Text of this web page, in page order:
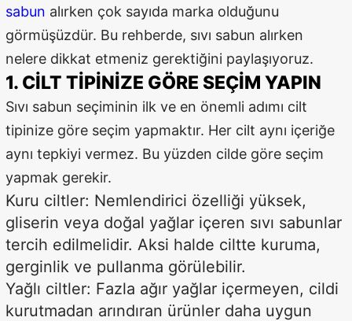
sabun alırken çok sayıda marka olduğunu
görmüşüzdür. Bu rehberde, sıvı sabun alırken
nelere dikkat etmeniz gerektiğini paylaşıyoruz.
1. CILT TIPINIZE GÖRE SEÇIM YAPIN
Sıvı sabun seçiminin ilk ve en önemli adımı cilt
tipinize göre seçim yapmaktır. Her cilt aynı içeriğe
aynı tepkiyi vermez. Bu yüzden cilde göre seçim
yapmak gerekir.
Kuru ciltler: Nemlendirici özelliği yüksek,
gliserin veya doğal yağlar içeren sıvı sabunlar
tercih edilmelidir. Aksi halde ciltte kuruma,
gerginlik ve pullanma görülebilir.
Yağlı ciltler: Fazla ağır yağlar içermeyen, cildi
kurutmadan arındıran ürünler daha uygun